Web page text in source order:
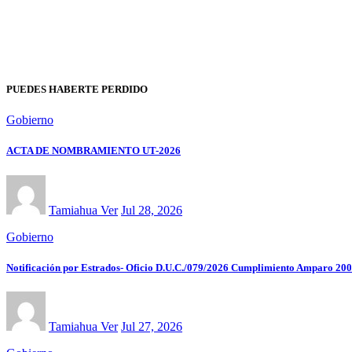
PUEDES HABERTE PERDIDO
Gobierno
ACTA DE NOMBRAMIENTO UT-2026
Tamiahua Ver Jul 28, 2026
Gobierno
Notificación por Estrados- Oficio D.U.C./079/2026 Cumplimiento Amparo
Tamiahua Ver Jul 27, 2026